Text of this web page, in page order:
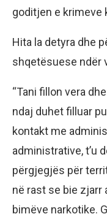
goditjen e krimeve
Hita la detyra dhe
shqetësuese ndër
“Tani fillon vera
ndaj duhet filluar
kontakt me
administrative, t’u
përgjegjës për
në rast se bie zjarr
bimëve narkotike.